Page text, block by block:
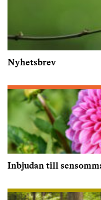
Nyhetsbrev
Inbjudan till